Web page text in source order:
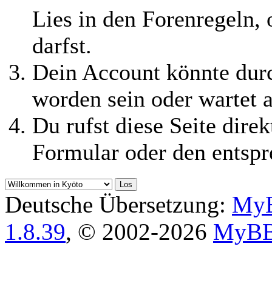
Lies in den Forenregeln,
darfst.
Dein Account könnte
worden sein oder wartet
Du rufst diese Seite
Formular oder den
Deutsche Übersetzung:
1.8.39, © 2002-2026